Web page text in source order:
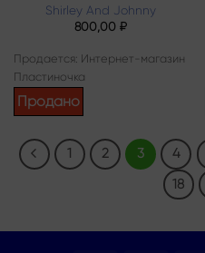
Shirley And Johnny
800,00 ₽
Продается: Интернет-магазин
Пластиночка
Продано
1 2 3 4
18